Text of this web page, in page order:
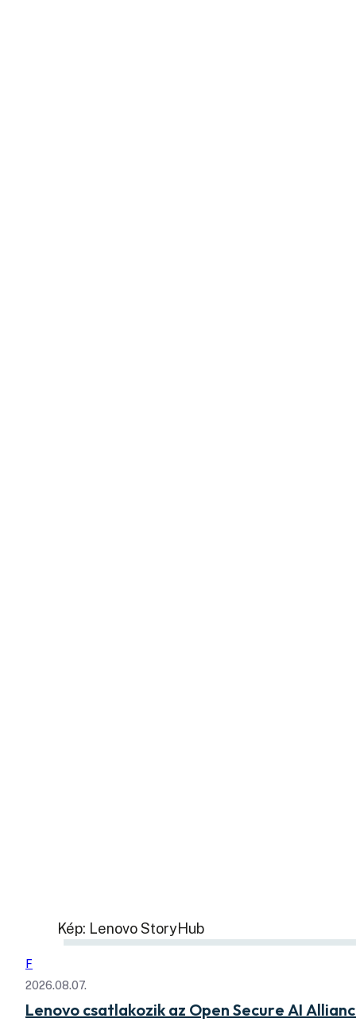
Kép: Lenovo StoryHub
F
2026.08.07.
Lenovo csatlakozik az Open Secure AI